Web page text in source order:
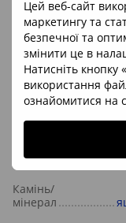
Цей веб-сайт
маркетингу та
безпечної та
змінити це в
Натисніть кнопку
використання
ознайомитися на
Мінерал:
яшма
Розмір каменю:
Довжина
Походження каменю:
Камінь/
мінерал